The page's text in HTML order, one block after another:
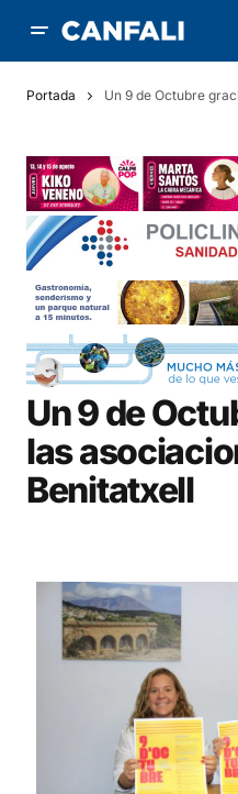
Portada Un 9 de Octubre
Un 9 de
las
Benitatxell